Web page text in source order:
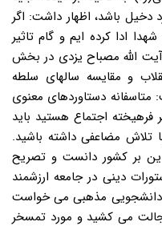
باشد، اظهار داشت: اگر
ادا کرده ایم و گام تاثیر
آیت الله مصباح یزدی در بخش
و مقایسه سالهای سلطه
متاسفانه دستاوردهای معنوی
فرهیخته اجتماع هستید باید
تلاش مضاعفی داشته باشید.
بر کشور دانست و تصریح
دینی در جامعه ارزشمند
دانشجویی مذهبی می خواست
می کشید و مورد تمسخر